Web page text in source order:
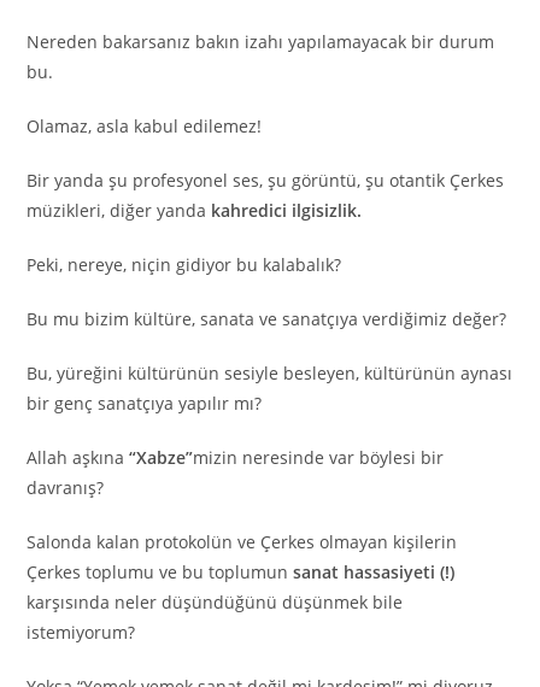
Nereden bakarsanız bakın izahı yapılamayacak bir durum
bu.
Olamaz, asla kabul edilemez!
Bir yanda şu profesyonel ses, şu görüntü, şu otantik Çerkes
müzikleri, diğer yanda kahredici ilgisizlik.
Peki, nereye, niçin gidiyor bu kalabalık?
Bu mu bizim kültüre, sanata ve sanatçıya verdiğimiz değer?
Bu, yüreğini kültürünün sesiyle besleyen, kültürünün aynası
bir genç sanatçıya yapılır mı?
Allah aşkına“Xabze”mizin neresinde var böylesi bir
davranış?
Salonda kalan protokolün ve Çerkes olmayan kişilerin
Çerkes toplumu ve bu toplumunsanat hassasiyeti (!)
karşısında neler düşündüğünü düşünmek bile
istemiyorum?